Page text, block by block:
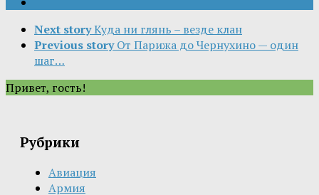
Next storyКуда ни глянь – везде клан
Previous story От Парижа до Чернухино — один
шаг…
Привет, гость!
Рубрики
Авиация
Армия